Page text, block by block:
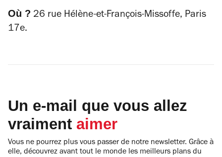
Où ? 26 rue Hélène-et-François-Missoffe, Paris
17e.
Un e-mail que vous allez
vraiment aimer
Vous ne pourrez plus vous passer de notre newsletter. Grâce à
elle, découvrez avant tout le monde les meilleurs plans du